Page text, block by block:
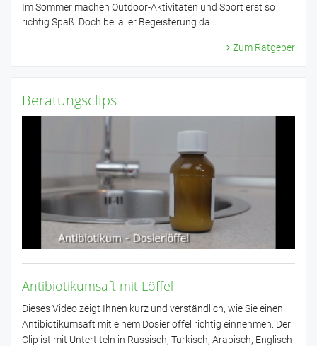
Im Sommer machen Outdoor-Aktivitäten und Sport erst so
richtig Spaß. Doch bei aller Begeisterung da ...
Zum Ratgeber
Beratungsclips
Antibiotikumsaft mit Löffel
Dieses Video zeigt Ihnen kurz und verständlich, wie Sie einen
Antibiotikumsaft mit einem Dosierlöffel richtig einnehmen. Der
Clip ist mit Untertiteln in Russisch, Türkisch, Arabisch, Englisch